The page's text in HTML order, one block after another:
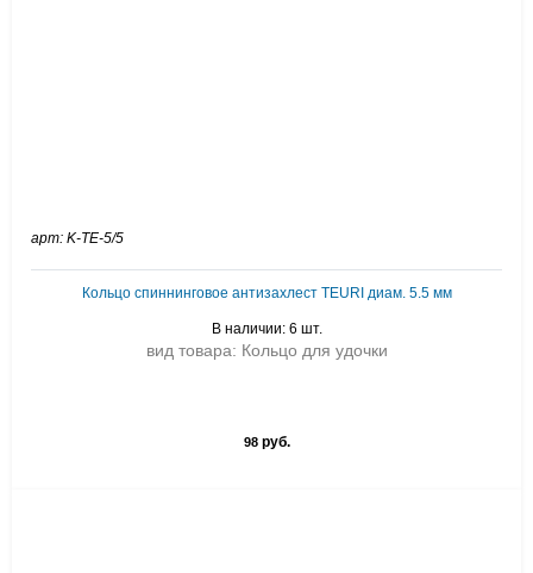
арт: K-TE-5/5
Кольцо спиннинговое антизахлест TEURI диам. 5.5 мм
В наличии: 6 шт.
вид товара: Кольцо для удочки
98руб.